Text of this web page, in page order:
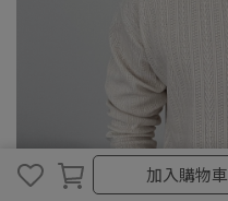
取消加入購物車